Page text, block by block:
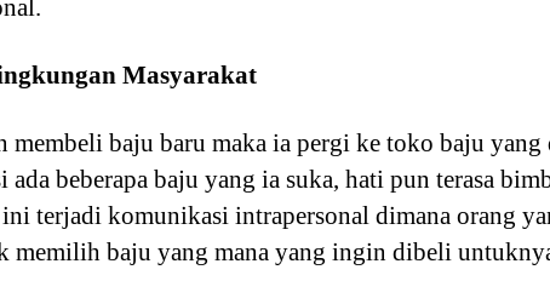
Masyarakat
membeli baju baru maka ia pergi ke toko baju
beberapa baju yang ia suka, hati pun terasa
terjadi komunikasi intrapersonal dimana orang
memilih baju yang mana yang ingin dibeli